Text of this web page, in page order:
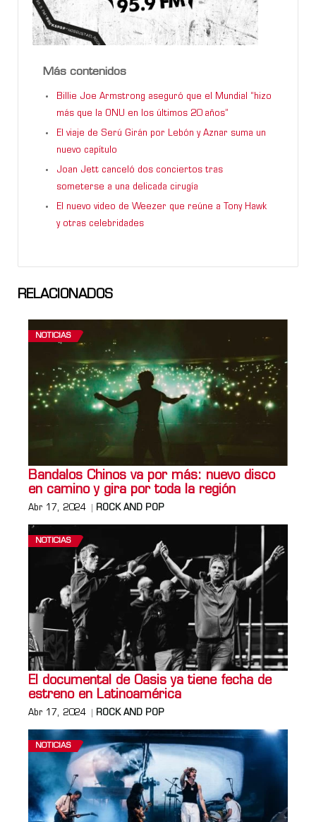
Más contenidos
Billie Joe Armstrong aseguró que el Mundial “hizo
más que la ONU en los últimos 20 años”
El viaje de Serú Girán por Lebón y Aznar suma un
nuevo capítulo
Joan Jett canceló dos conciertos tras
someterse a una delicada cirugía
El nuevo video de Weezer que reúne a Tony Hawk
y otras celebridades
RELACIONADOS
NOTICIAS
Bandalos Chinos va por más: nuevo disco
en camino y gira por toda la región
Abr 17, 2024 ROCK AND POP
NOTICIAS
El documental de Oasis ya tiene fecha de
estreno en Latinoamérica
Abr 17, 2024 ROCK AND POP
NOTICIAS